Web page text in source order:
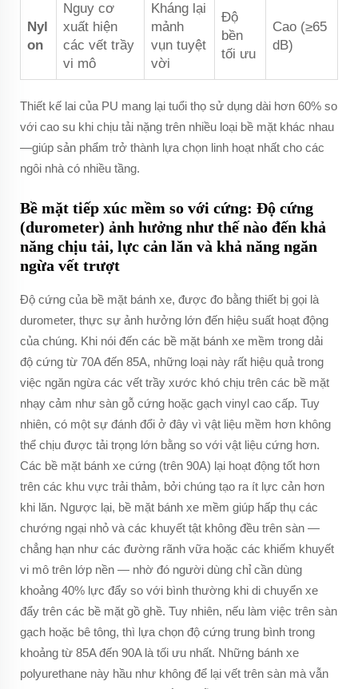
Nyl
on
Nguy cơ
xuất hiện
các vết trầy
vi mô
Kháng lại
mảnh
vụn tuyệt
vời
Độ
bền
tối ưu
Cao (≥65
dB)
Thiết kế lai của PU mang lại tuổi thọ sử dụng dài hơn 60% so
với cao su khi chịu tải nặng trên nhiều loại bề mặt khác nhau
—giúp sản phẩm trở thành lựa chọn linh hoạt nhất cho các
ngôi nhà có nhiều tầng.
Bề mặt tiếp xúc mềm so với cứng: Độ cứng
(durometer) ảnh hưởng như thế nào đến khả
năng chịu tải, lực cản lăn và khả năng ngăn
ngừa vết trượt
Độ cứng của bề mặt bánh xe, được đo bằng thiết bị gọi là
durometer, thực sự ảnh hưởng lớn đến hiệu suất hoạt động
của chúng. Khi nói đến các bề mặt bánh xe mềm trong dải
độ cứng từ 70A đến 85A, những loại này rất hiệu quả trong
việc ngăn ngừa các vết trầy xước khó chịu trên các bề mặt
nhạy cảm như sàn gỗ cứng hoặc gạch vinyl cao cấp. Tuy
nhiên, có một sự đánh đổi ở đây vì vật liệu mềm hơn không
thể chịu được tải trọng lớn bằng so với vật liệu cứng hơn.
Các bề mặt bánh xe cứng (trên 90A) lại hoạt động tốt hơn
trên các khu vực trải thảm, bởi chúng tạo ra ít lực cản hơn
khi lăn. Ngược lại, bề mặt bánh xe mềm giúp hấp thụ các
chướng ngại nhỏ và các khuyết tật không đều trên sàn —
chẳng hạn như các đường rãnh vữa hoặc các khiếm khuyết
vi mô trên lớp nền — nhờ đó người dùng chỉ cần dùng
khoảng 40% lực đẩy so với bình thường khi di chuyển xe
đẩy trên các bề mặt gồ ghề. Tuy nhiên, nếu làm việc trên sàn
gạch hoặc bê tông, thì lựa chọn độ cứng trung bình trong
khoảng từ 85A đến 90A là tối ưu nhất. Những bánh xe
polyurethane này hầu như không để lại vết trên sàn mà vẫn